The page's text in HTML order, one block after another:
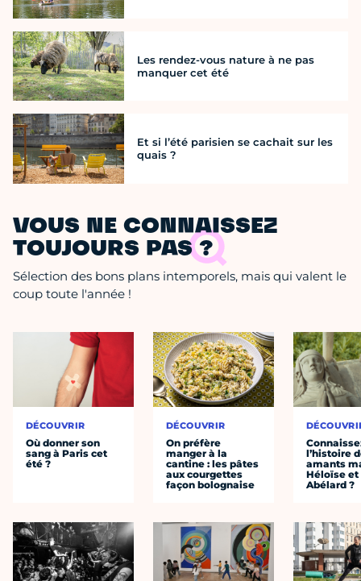
Les rendez-vous nature à ne pas
manquer cet été
Et si l’été parisien se cachait sur les
quais ?
VOUS NE CONNAISSEZ
TOUJOURS PAS ?
Sélection des bons plans intemporels, mais qui valent le
coup toute l'année !
DÉCOUVRIR
Où donner son
sang à Paris cet
été ?
DÉCOUVRIR
On préfère
manger à la
cantine : les pâtes
aux courgettes
façon bolognaise
l’histoire
amants
Héloïse et
Abélard ?